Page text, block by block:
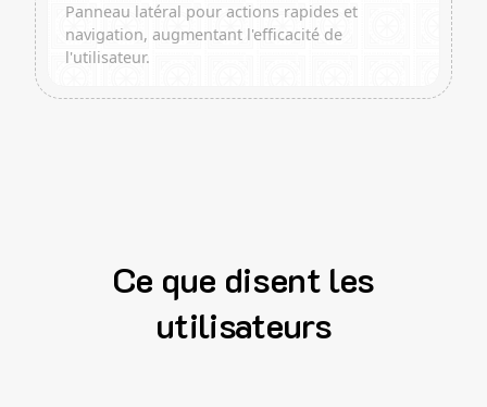
Panneau latéral pour actions rapides et
navigation, augmentant l'efficacité de
l'utilisateur.
Ce que disent les
utilisateurs